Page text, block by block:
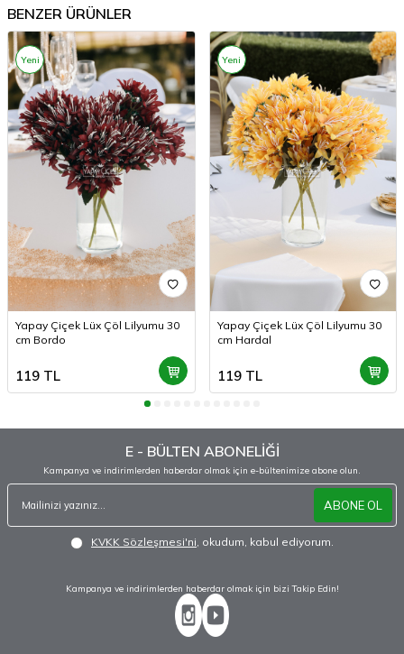
BENZER ÜRÜNLER
Yeni
Yapay Çiçek Lüx Çöl Lilyumu 30
cm Bordo
119 TL
Yeni
Yapay Çiçek Lüx Çöl Lilyumu 30
cm Hardal
119TL
E - BÜLTEN ABONELİĞİ
Kampanya ve indirimlerden haberdar olmak için e-bültenimize abone olun.
ABONE OL
KVKK Sözleşmesi'ni, okudum, kabul ediyorum.
Kampanya ve indirimlerden haberdar olmak için bizi Takip Edin!